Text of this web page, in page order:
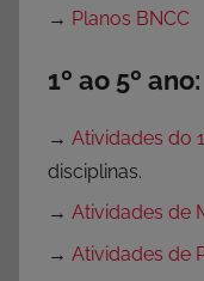
→ Planos BNCC
1º ao 5º ano:
→ Atividades do
disciplinas.
→ Atividades de
→ Atividades de